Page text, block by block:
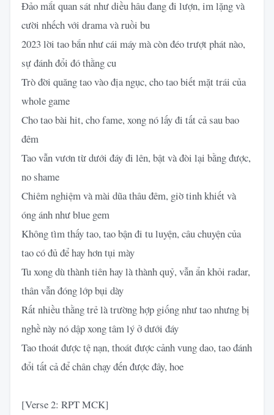
Đảo mắt quan sát như diều hâu đang đi lượn, im lặng và
cười nhếch với drama và ruồi bu
2023 lời tao bắn như cái máy mà còn đéo trượt phát nào,
sự đánh đổi đó thằng cu
Trò đời quăng tao vào địa ngục, cho tao biết mặt trái của
whole game
Cho tao bài hit, cho fame, xong nó lấy đi tất cả sau bao
đêm
Tao vẫn vươn từ dưới đáy đi lên, bật và đòi lại bằng được,
no shame
Chiêm nghiệm và mài dũa thâu đêm, giờ tinh khiết và
óng ánh như blue gem
Không tìm thấy tao, tao bận đi tu luyện, câu chuyện của
tao có đủ để hay hơn tụi mày
Tu xong dù thành tiên hay là thành quỷ, vẫn ẩn khỏi radar,
thân vẫn đóng lớp bụi dày
Rất nhiều thằng trẻ là trường hợp giống như tao nhưng bị
nghề này nó dập xong tâm lý ở dưới đáy
Tao thoát được tệ nạn, thoát được cảnh vung dao, tao đánh
đổi tất cả để chân chạy đến được đây, hoe
[Verse 2: RPT MCK]